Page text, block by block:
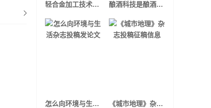
轻合金加工技术核心期刊发表论文 酿酒科技是酿酒行业核心级期刊杂志吗
怎么向环境与生活杂志投稿发论文 《城市地理》杂志投稿征稿信息